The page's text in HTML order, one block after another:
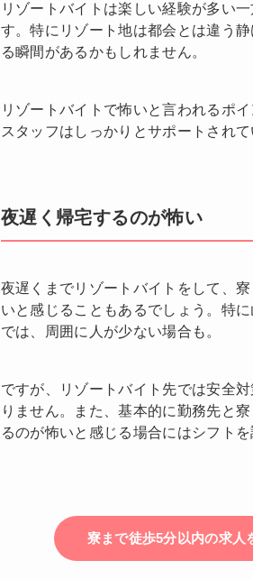
リゾートバイトは楽しい経験が多い
す。特にリゾート地は都会とは違う
る瞬間があるかもしれません。
リゾートバイトで怖いと言われるポ
スタッフはしっかりとサポートされ
夜遅く帰宅するのが怖い
夜遅くまでリゾートバイトをして、
いと感じることもあるでしょう。特
では、周囲に人が少ない場合も。
ですが、リゾートバイト先では安全
りません。また、基本的に勤務先と
るのが怖いと感じる場合にはシフト
寮まで徒歩5分以内の求人